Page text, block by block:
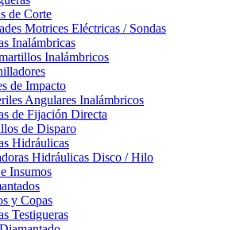
de Corte
Motrices Eléctricas / Sondas
Inalámbricas
Inalámbricos
de Impacto
Angulares Inalámbricos
de Fijación Directa
de Disparo
Hidráulicas
Hidráulicas Disco / Hilo
Insumos
y Copas
Testigueras